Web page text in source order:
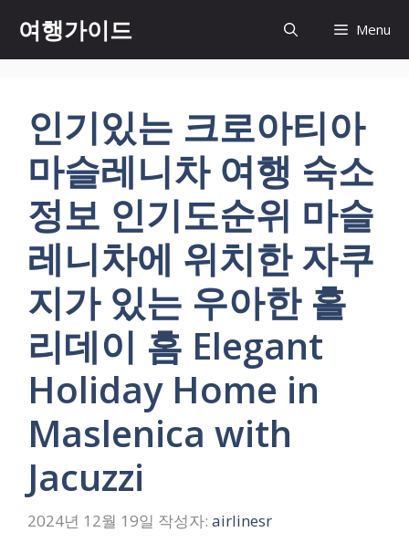
츠
여행가이드 Menu
인기있는 크로아티아
마슬레니차 여행 숙소
정보 인기도순위 마슬
레니차에 위치한 자쿠
지가 있는 우아한 홀
리데이 홈 Elegant
Holiday Home in
Maslenica with
Jacuzzi
2024년 12월 19일 작성자: airlinesr